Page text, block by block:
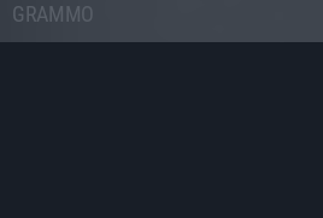
GRAMMO